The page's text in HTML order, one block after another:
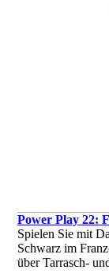
Power Play 22:
Spielen Sie mit
Schwarz im
über Tarrasch-